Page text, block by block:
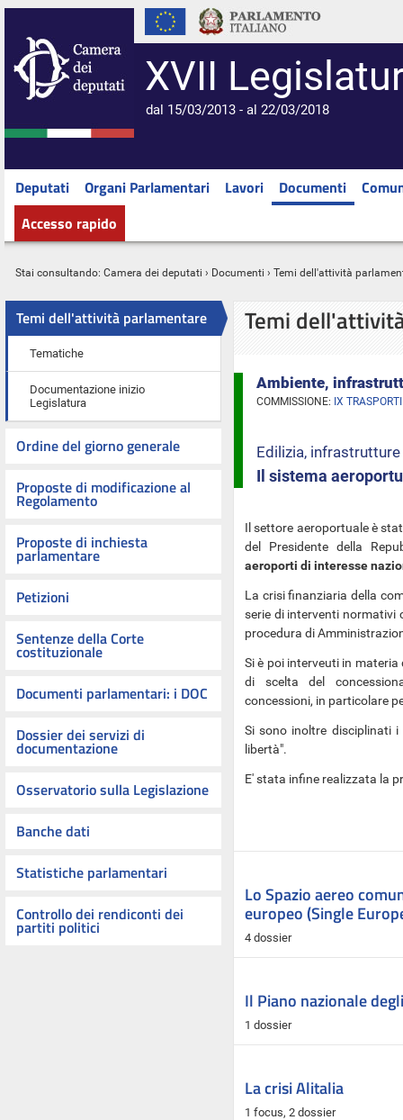
XVII
dal 15/03/2013 - al 22/03/2018
Deputati Organi Parlamentari Lavori Documenti
Accesso rapido
Stai consultando: Camera dei deputati › Documenti › Temi dell'attività
Temi dell'attività parlamentare
Tematiche
Documentazione inizio
Legislatura
Ordine del giorno generale
Proposte di modificazione al
Regolamento
Proposte di inchiesta
parlamentare
Petizioni
Sentenze della Corte
costituzionale
Documenti parlamentari: i DOC
Dossier dei servizi di
documentazione
Osservatorio sulla Legislazione
Banche dati
Statistiche parlamentari
Controllo dei rendiconti dei
partiti politici
Temi
Ambiente,
COMMISSIONE: IX TRASPORTI
Edilizia,
Il sistema
Il settore aeroportuale è
del Presidente della
aeroporti di interesse
La crisi finanziaria della
serie di interventi normativi
procedura di
Si è poi interveuti in
di scelta del
concessioni, in particolare
Si sono inoltre disciplinati
libertà".
E' stata infine realizzata la
Lo Spazio aereo
europeo (Single
4 dossier
Il Piano nazionale
1 dossier
La crisi Alitalia
1 focus, 2 dossier